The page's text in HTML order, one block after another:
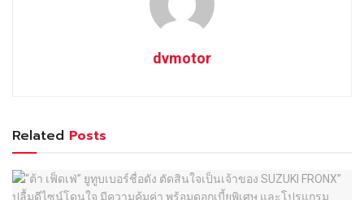
dvmotor
Related Posts